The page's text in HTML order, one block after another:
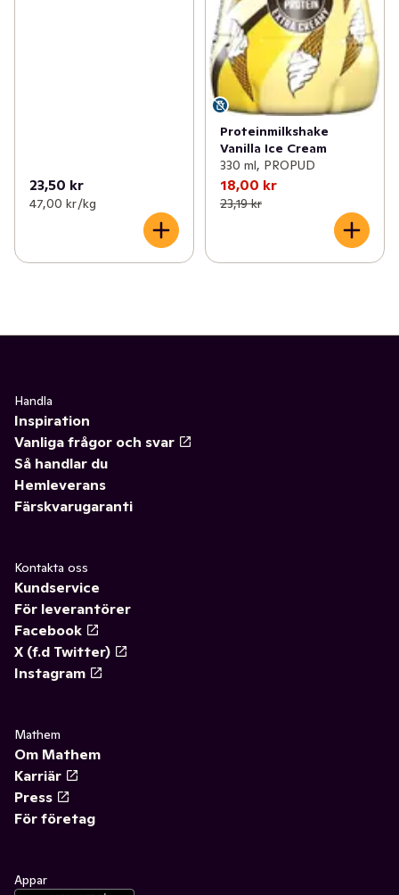
23,50 kr
47,00 kr /kg
Proteinmilkshake
Vanilla Ice Cream
330 ml, PROPUD
18,00 kr
23,19 kr
Handla
Inspiration
Vanliga frågor och svar
Så handlar du
Hemleverans
Färskvarugaranti
Kontakta oss
Kundservice
För leverantörer
Facebook
X (f.d Twitter)
Instagram
Mathem
Om Mathem
Karriär
Press
För företag
Appar